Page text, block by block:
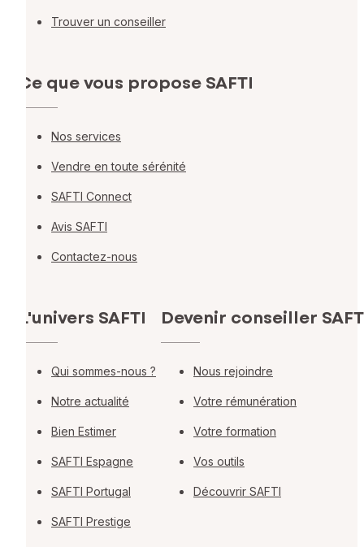
Trouver un conseiller
Ce que vous propose SAFTI
Nos services
Vendre en toute sérénité
SAFTI Connect
Avis SAFTI
Contactez-nous
L'univers SAFTI
Qui sommes-nous ?
Notre actualité
Bien Estimer
SAFTI Espagne
SAFTI Portugal
SAFTI Prestige
Devenir conseiller
Nous rejoindre
Votre rémunération
Votre formation
Vos outils
Découvrir SAFTI